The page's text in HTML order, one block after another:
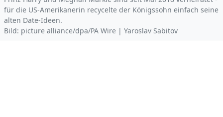
für die US-Amerikanerin recycelte der Königssohn einfach seine
alten Date-Ideen.
Bild: picture alliance/dpa/PA Wire | Yaroslav Sabitov